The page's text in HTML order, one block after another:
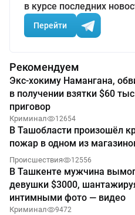
в курсе последних
Перейти
Рекомендуем
Экс-хокиму Намангана,
в получении взятки $60
приговор
Криминал 12654
В Ташобласти произошёл
пожар в одном из
Происшествия 12556
В Ташкенте мужчина
девушки $3000,
интимными фото — видео
Криминал 9472